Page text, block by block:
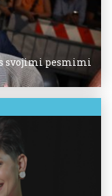
svojimi pesmimi